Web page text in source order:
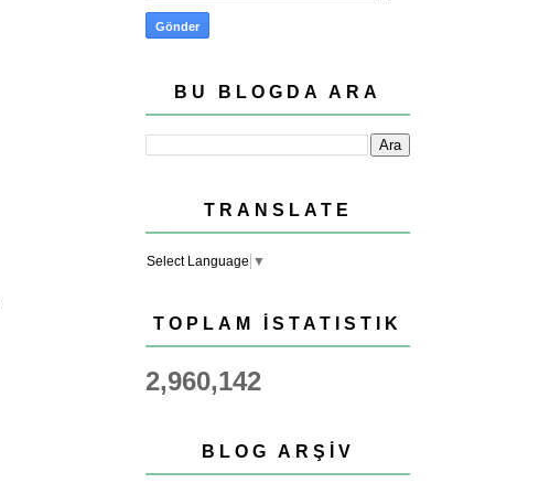
BU BLOGDA ARA
TRANSLATE
Select Language ▼
TOPLAM İSTATISTIK
2,960,142
BLOG ARŞIV